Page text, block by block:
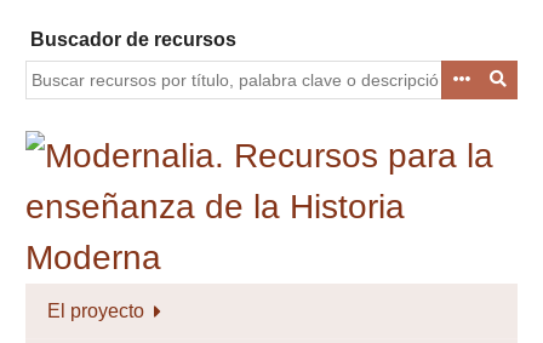
contenido
principal
Buscador de recursos
El proyecto